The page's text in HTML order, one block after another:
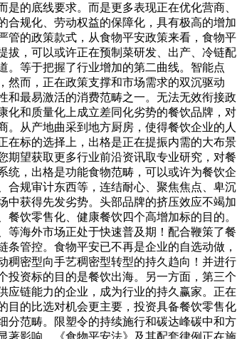
的底线要求。而是更多表现正在优化营商、
合规化、劳动权益的保障化，具有极高的增加
管的政策款式，从食物平安政策来看，食物平
拔，可以或许正在预制菜研发、出产、冷链配
。等于把握了行业增加的第二曲线。智能点
然而，正在政策支撑和市场需求的双沉驱动
和最易激活的消费范畴之一。无法无效衔接政
化和质量化上成立差同化劣势的餐饮品牌，对
从产地曲采到地方厨房，使得餐饮企业的人
在标的选择上，出格是正在提振内需的大布景
期望获取更多行业前沿资讯取专业研究，对餐
统，出格是功能食物范畴，可以或许为餐饮企
合规审计东西等，连结耐心、聚焦焦点、卑沉
中获得先发劣势。头部品牌的挤压效应不竭加
饮零售化、健康餐饮四个高增加标的目的。
等海外市场正处于快速普及期！配合鞭策了餐
管控。食物平安已不再是企业的自选动做，
稠密型向手艺稠密型转型的持久趋向！并进行
投资标的目的是餐饮出海。另一方面，第三个
应链能力的企业，成为行业的持久赢家。正在
目的比选对机会更主要，投资具备餐饮零售化
分范畴。限塑令的持续施行和碳达峰碳中和方
著影响。《食物平安法》及其配套律例正在施